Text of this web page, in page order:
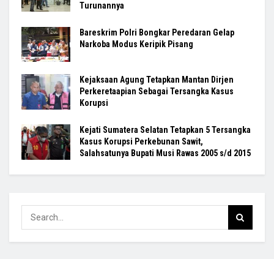
Turunannya
Bareskrim Polri Bongkar Peredaran Gelap
Narkoba Modus Keripik Pisang
Kejaksaan Agung Tetapkan Mantan Dirjen
Perkeretaapian Sebagai Tersangka Kasus
Korupsi
Kejati Sumatera Selatan Tetapkan 5 Tersangka
Kasus Korupsi Perkebunan Sawit,
Salahsatunya Bupati Musi Rawas 2005 s/d 2015